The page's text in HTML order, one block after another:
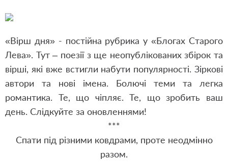
«Вірш дня» - постійна рубрика у «Блогах Старого
Лева». Тут – поезії з ще неопублікованих збірок та
вірші, які вже встигли набути популярності. Зіркові
автори та нові імена. Болючі теми та легка
романтика. Те, що чіпляє. Те, що зробить ваш
день. Слідкуйте за оновленнями!
***
Спати під різними ковдрами, проте неодмінно
разом.